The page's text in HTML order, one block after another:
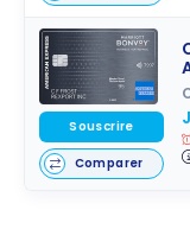
Souscrire
Comparer